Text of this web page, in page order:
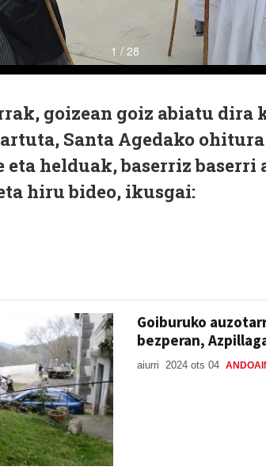
goizean goiz abiatu dira
Santa Agedako
eta helduak, baserriz
hiru bideo, ikusgai:
Goiburuko
bezperan,
aiurri 2024 ots 04